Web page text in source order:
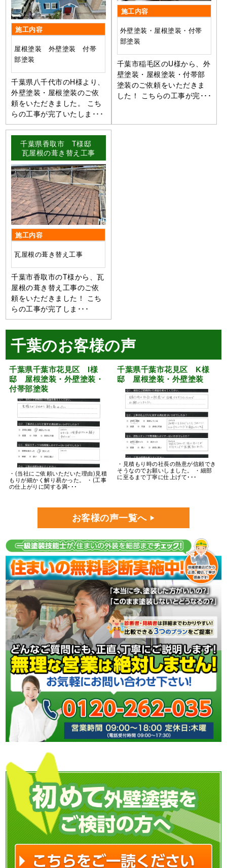
施工内容
屋根塗装 外壁塗装 付帯
部塗装
千葉県八千代市のH様より、
外壁塗装・屋根塗装のご依
頼をいただきました。 こち
らの工事が完了いたしま･･･
施工内容
外壁塗装・屋根塗装・付帯
部塗装
千葉市稲毛区のU様から、外
壁塗装・屋根塗装・付帯部
塗装のご依頼をいただきま
した！ こちらの工事が完･･･
千葉県香取市 T様邸
瓦屋根の葺き替え工事
施工内容
瓦屋根の葺き替え工事
千葉市香取市のT様から、瓦
屋根の葺き替え工事のご依
頼をいただきました！ こち
らの工事が完了しま･･･
千葉のお客様の声
千葉県千葉市花見区 I様
邸 屋根塗装・外壁塗装・
付帯部塗装
・(当社にご依頼いただいた理由)見積
もりが細かく解り易かった。 ・(工事
の仕上がりに関する満･･･
千葉県千葉市花見区 K様
邸 屋根塗装・外壁塗装
・見積もり時の社長の熱意が信頼でき
そうなのでお願いしました。 ・細部
に至るまで丁寧に仕上げて･･･
お客様の声一覧へ